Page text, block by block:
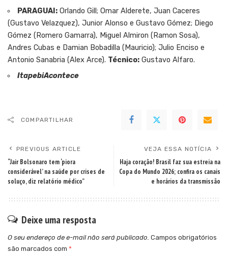
PARAGUAI: Orlando Gill; Omar Alderete, Juan Caceres
(Gustavo Velazquez), Junior Alonso e Gustavo Gómez; Diego
Gómez (Romero Gamarra), Miguel Almiron (Ramon Sosa),
Andres Cubas e Damian Bobadilla (Mauricio); Julio Enciso e
Antonio Sanabria (Alex Arce). Técnico: Gustavo Alfaro.
ItapebiAcontece
COMPARTILHAR
PREVIOUS ARTICLE
“Jair Bolsonaro tem ‘piora
considerável’ na saúde por crises de
soluço, diz relatório médico”
VEJA ESSA NOTÍCIA
Haja coração! Brasil faz sua estreia na
Copa do Mundo 2026; confira os canais
e horários da transmissão
Deixe uma resposta
O seu endereço de e-mail não será publicado. Campos obrigatórios
são marcados com *